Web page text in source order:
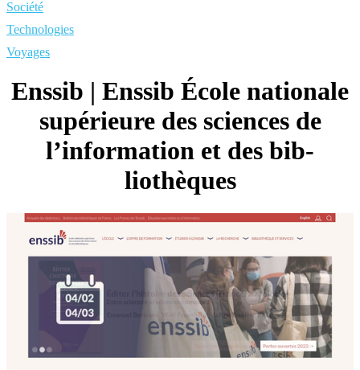
Société
Technologies
Voyages
Enssib | Enssib École nationale
supérieure des sciences de
l’information et des bib­
liothèques